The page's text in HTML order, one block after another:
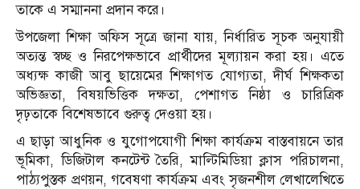
তাকে এ সম্মাননা প্রদান করে।
উপজেলা শিক্ষা অফিস সূত্রে জানা যায়, নির্ধারিত সূচক অনুযায়ী
অত্যন্ত স্বচ্ছ ও নিরপেক্ষভাবে প্রার্থীদের মূল্যায়ন করা হয়। এতে
অধ্যক্ষ কাজী আবু ছায়েমের শিক্ষাগত যোগ্যতা, দীর্ঘ শিক্ষকতা
অভিজ্ঞতা, বিষয়ভিত্তিক দক্ষতা, পেশাগত নিষ্ঠা ও চারিত্রিক
দৃঢ়তাকে বিশেষভাবে গুরুত্ব দেওয়া হয়।
এ ছাড়া আধুনিক ও যুগোপযোগী শিক্ষা কার্যক্রম বাস্তবায়নে তার
ভূমিকা, ডিজিটাল কনটেন্ট তৈরি, মাল্টিমিডিয়া ক্লাস পরিচালনা,
পাঠ্যপুস্তক প্রণয়ন, গবেষণা কার্যক্রম এবং সৃজনশীল লেখালেখিতে